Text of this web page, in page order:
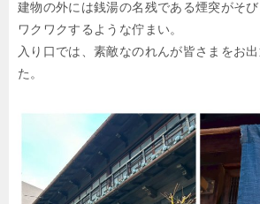
建物の外には銭湯の名残である煙突がそ
ワクワクするような佇まい。
入り口では、素敵なのれんが皆さまをお
た。